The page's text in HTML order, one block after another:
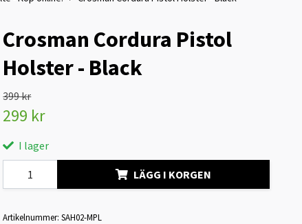
Crosman Cordura Pistol
Holster - Black
399 kr
299 kr
I lager
LÄGG I KORGEN
Artikelnummer: SAH02-MPL